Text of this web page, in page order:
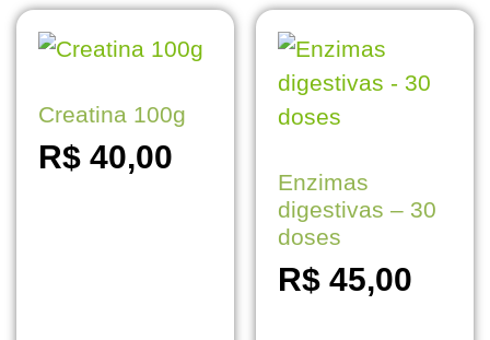
Creatina 100g
R$ 40,00
Enzimas
digestivas – 30
doses
R$ 45,00